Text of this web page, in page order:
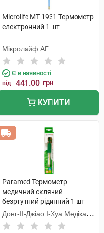
Microlife MT 1931 Термометр
електронний 1 шт
Мікролайф AГ
Є в наявності
від 441.00 грн
КУПИТИ
Paramed Термометр
медичний скляний
безртутний рідинний 1 шт
Донг-ІІ-Джіао І-Хуа Медікал
Еквіпмент